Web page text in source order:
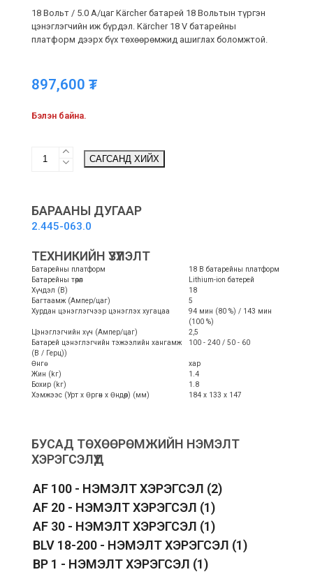
18 Вольт / 5.0 A/цаг Kärcher батарей 18 Вольтын түргэн
цэнэглэгчийн иж бүрдэл. Kärcher 18 V батарейны
платформ дээрх бүх төхөөрөмжид ашиглах боломжтой.
897,600 ₮
Бэлэн байна.
BATTERY
POWER
Эхлэлийн
иж
бүрдэл
САГСАНД ХИЙХ
БАРААНЫ ДУГААР
2.445-063.0
ТЕХНИКИЙН ҮЗҮҮЛЭЛТ
Батарейны платформ
18 В батарейны платформ
Батарейны төрөл
Lithium-ion батерей
Хүчдэл (В)
18
Багтаамж (Ампер/цаг)
5
Хурдан цэнэглэгчээр цэнэглэх хугацаа
94 мин (80 %) / 143 мин
(100 %)
Цэнэглэгчийн хүч (Ампер/цаг)
2,5
Батарей цэнэглэгчийн тэжээлийн хангамж
(В / Герц))
100 - 240 / 50 - 60
Өнгө
хар
Жин (kг)
1.4
Бохир (kг)
1.8
Хэмжээс (Урт x Өргөн x Өндөр) (мм)
184 x 133 x 147
БУСАД ТӨХӨӨРӨМЖИЙН НЭМЭЛТ
ХЭРЭГСЭЛҮҮД
AF 100 - НЭМЭЛТ ХЭРЭГСЭЛ (2)
AF 20 - НЭМЭЛТ ХЭРЭГСЭЛ (1)
AF 30 - НЭМЭЛТ ХЭРЭГСЭЛ (1)
BLV 18-200 - НЭМЭЛТ ХЭРЭГСЭЛ (1)
BP 1 - НЭМЭЛТ ХЭРЭГСЭЛ (1)